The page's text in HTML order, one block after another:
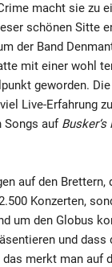
macht sie zu
schönen Sitte
der Band
mit einer wohl
geworden. Die
Live-Erfahrung
Songs auf
auf den Brettern,
Konzerten,
um den Globus
und dass
merkt man auf